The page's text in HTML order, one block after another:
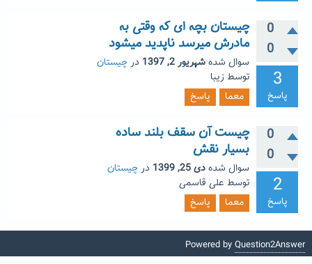
0
0
3
پاسخ
چیستان بچه ای که وقتی به
مادرش میرسد ناپدید میشود
سوال شدهشهریور 2, 1397 درچیستان
توسط زیبا
معما
پاسخ
0
0
2
پاسخ
چیست آن سقف بلند ساده
بسیار نقش
سوال شدهدی 25, 1399 درچیستان
توسط علی قاسمی
معما
پاسخ
Powered by Question2Answer